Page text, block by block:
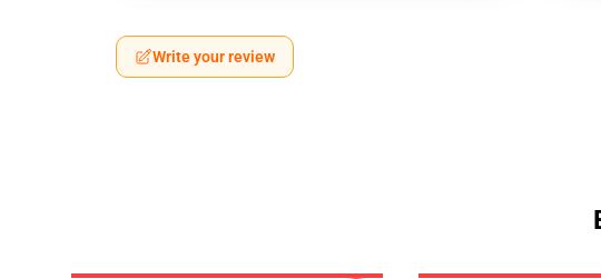
Write your review